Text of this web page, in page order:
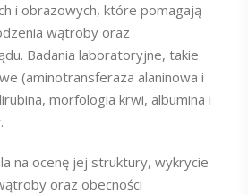
i obrazowych, które pomagają
wątroby oraz
Badania laboratoryjne, takie
(aminotransferaza alaninowa i
morfologia krwi, albumina i
na ocenę jej struktury, wykrycie
oraz obecności